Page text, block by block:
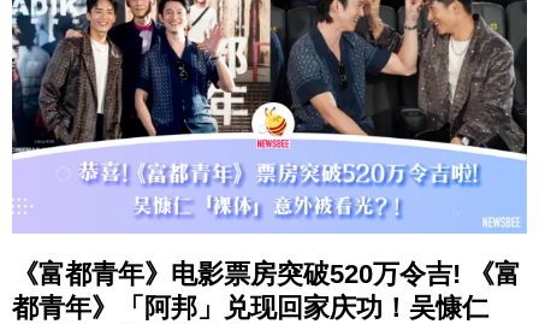
《富都青年》电影票房突破520万令吉! 《富
都青年》「阿邦」兑现回家庆功！吴慷仁